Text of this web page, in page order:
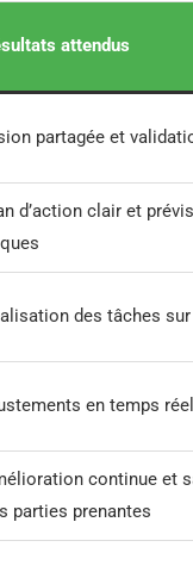
attendus
partagée et
d’action clair et
des tâches
en temps réel
continue et
parties prenantes